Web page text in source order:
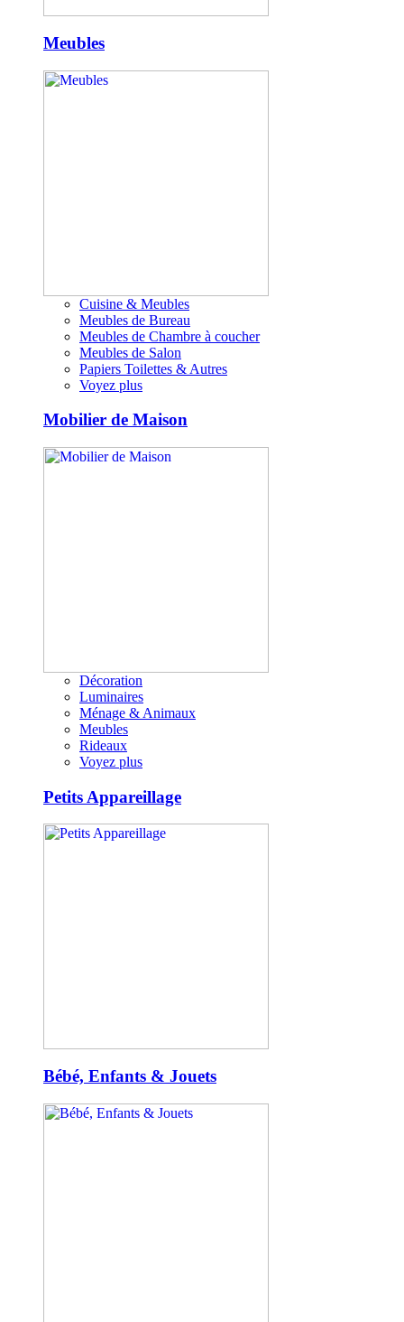
Meubles
Cuisine & Meubles
Meubles de Bureau
Meubles de Chambre à coucher
Meubles de Salon
Papiers Toilettes & Autres
Voyez plus
Mobilier de Maison
Décoration
Luminaires
Ménage & Animaux
Meubles
Rideaux
Voyez plus
Petits Appareillage
Bébé, Enfants & Jouets